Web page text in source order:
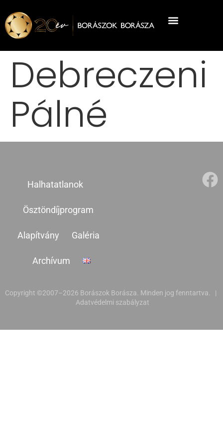
Debreczeni
Pálné
Halhatatlanok
Ösztöndíjprogram
Alapítvány Galéria
Archívum
Copyright ©2007–2026 Borászok Borásza. Minden jog fenntartva. |
Adatvédelmi szabályzat